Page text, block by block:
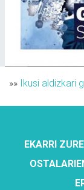
»» Ikusi aldizkari
EKARRI